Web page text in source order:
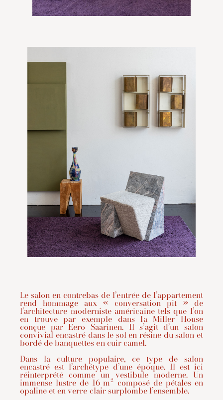
Le salon en contrebas de l’entrée de l’appartement
rend hommage aux « conversation pit » de
l’architecture moderniste américaine tels que l’on
en trouve par exemple dans la Miller House
conçue par Eero Saarinen. Il s’agit d’un salon
convivial encastré dans le sol en résine du salon et
bordé de banquettes en cuir camel.
Dans la culture populaire, ce type de salon
encastré est l’archétype d’une époque. Il est ici
réinterprété comme un vestibule moderne. Un
immense lustre de 16 m² composé de pétales en
opaline et en verre clair surplombe l’ensemble.